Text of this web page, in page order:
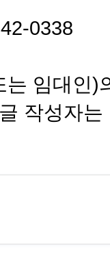
0338
임대인
작성자